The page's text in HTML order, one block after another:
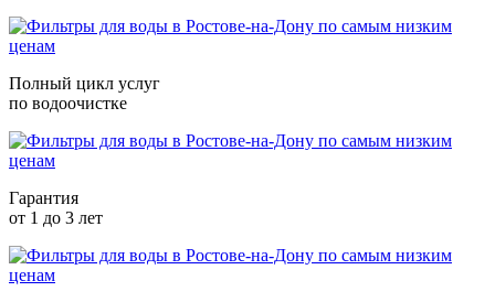
Полный цикл услуг
по водоочистке
Гарантия
от 1 до 3 лет